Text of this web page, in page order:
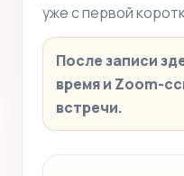
уже с первой
После записи
время и Zoom-
встречи.